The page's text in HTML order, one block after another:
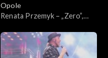
Opole
Renata Przemyk – „Zero”,
Koncert „SuperJedynki”